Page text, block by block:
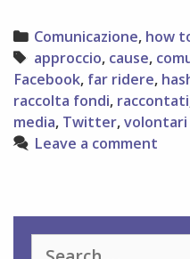
Categories
Comunicazione, how
Tags
approccio, cause,
Facebook, far ridere,
raccolta fondi, raccontati
media, Twitter,volontari
Leave a comment